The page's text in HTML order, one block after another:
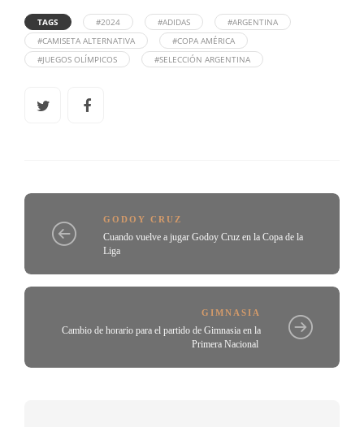
TAGS #2024 #ADIDAS
#ARGENTINA
#CAMISETA ALTERNATIVA
#COPA AMÉRICA
#JUEGOS OLÍMPICOS
#SELECCIÓN ARGENTINA
GODOY CRUZ
Cuando vuelve a jugar Godoy Cruz en la Copa de la
Liga
GIMNASIA
Cambio de horario para el partido de Gimnasia en la
Primera Nacional